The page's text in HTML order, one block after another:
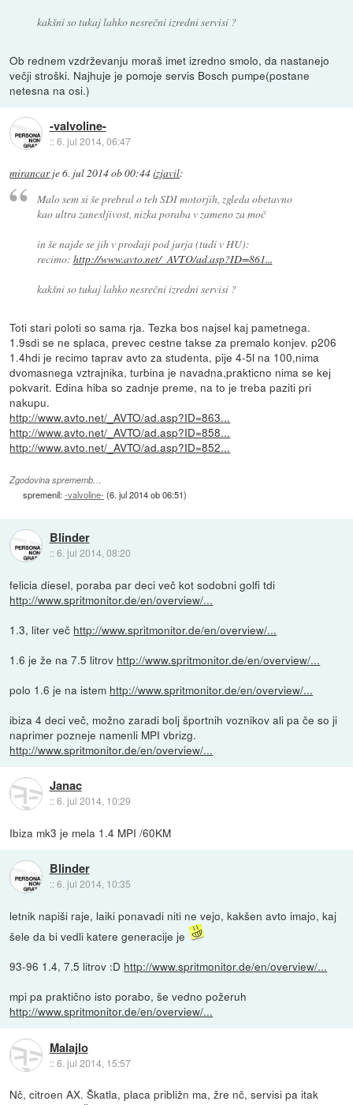
kakšni so tukaj lahko nesrečni izredni servisi ?
Ob rednem vzdrževanju moraš imet izredno smolo, da nastanejo
večji stroški. Najhuje je pomoje servis Bosch pumpe(postane
netesna na osi.)
-valvoline-
::6. jul 2014, 06:47
mirancarje6. jul 2014 ob 00:44izjavil:
Malo sem si še prebral o teh SDI motorjih, zgleda obetavno
kao ultra zanesljivost, nizka poraba v zameno za moč
in še najde se jih v prodaji pod jurja (tudi v HU):
recimo: http://www.avto.net/_AVTO/ad.asp?ID=861...
kakšni so tukaj lahko nesrečni izredni servisi ?
Toti stari poloti so sama rja. Tezka bos najsel kaj pametnega.
1.9sdi se ne splaca, prevec cestne takse za premalo konjev. p206
1.4hdi je recimo taprav avto za studenta, pije 4-5l na 100,nima
dvomasnega vztrajnika, turbina je navadna,prakticno nima se kej
pokvarit. Edina hiba so zadnje preme, na to je treba paziti pri
nakupu.
http://www.avto.net/_AVTO/ad.asp?ID=863...
http://www.avto.net/_AVTO/ad.asp?ID=858...
http://www.avto.net/_AVTO/ad.asp?ID=852...
Zgodovina sprememb…
spremenil:-valvoline- (6. jul 2014 ob 06:51)
Blinder
::6. jul 2014, 08:20
felicia diesel, poraba par deci več kot sodobni golfi tdi
http://www.spritmonitor.de/en/overview/...
1.3, liter več http://www.spritmonitor.de/en/overview/...
1.6 je že na 7.5 litrov http://www.spritmonitor.de/en/overview/...
polo 1.6 je na istem http://www.spritmonitor.de/en/overview/...
ibiza 4 deci več, možno zaradi bolj športnih voznikov ali pa če so ji
naprimer pozneje namenli MPI vbrizg.
http://www.spritmonitor.de/en/overview/...
Janac
::6. jul 2014, 10:29
Ibiza mk3 je mela 1.4 MPI /60KM
Blinder
::6. jul 2014, 10:35
letnik napiši raje, laiki ponavadi niti ne vejo, kakšen avto imajo, kaj
šele da bi vedli katere generacije je
93-96 1.4, 7.5 litrov :D http://www.spritmonitor.de/en/overview/...
mpi pa praktično isto porabo, še vedno požeruh
http://www.spritmonitor.de/en/overview/...
Malajlo
::6. jul 2014, 15:57
Nč, citroen AX. Škatla, placa približn ma, žre nč, servisi pa itak